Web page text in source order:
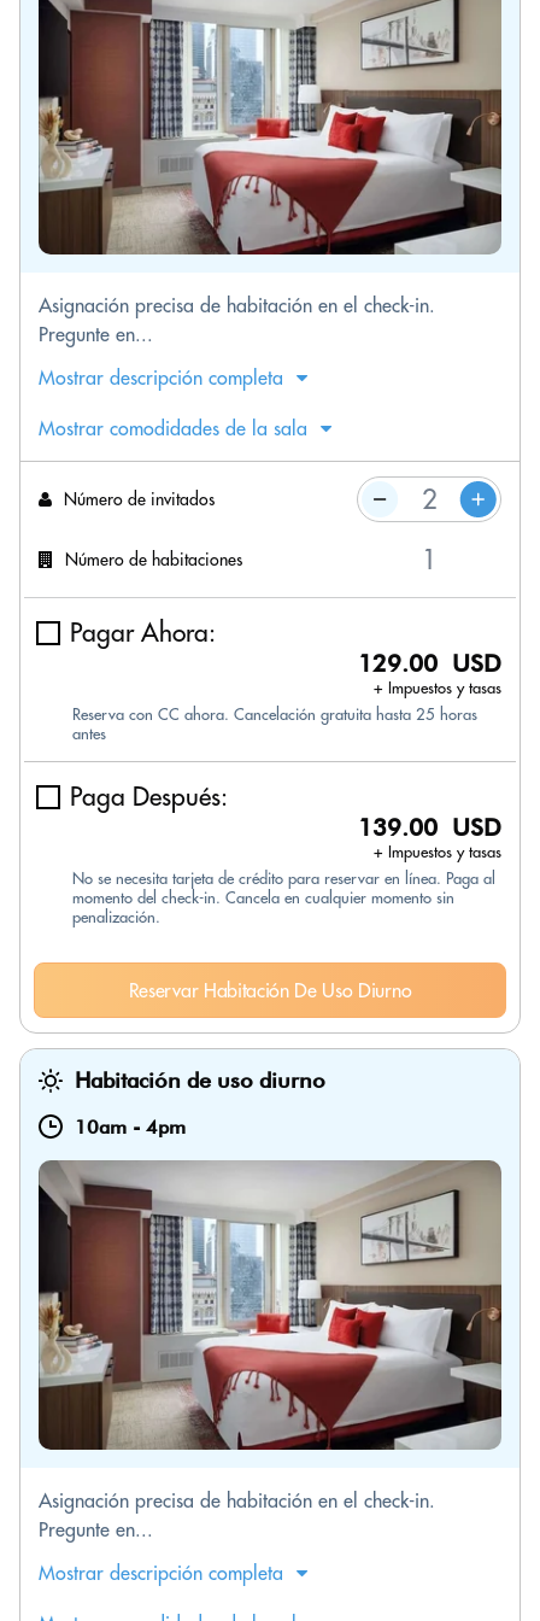
Asignación precisa de habitación en el check-in.
Pregunte en...
Mostrar descripción completa
Mostrar comodidades de la sala
Número de invitados
Número de habitaciones
Pagar Ahora:
129.00 USD
+ Impuestos y tasas
Reserva con CC ahora. Cancelación gratuita hasta 25 horas
antes
Paga Después:
139.00 USD
+ Impuestos y tasas
No se necesita tarjeta de crédito para reservar en línea. Paga al
momento del check-in. Cancela en cualquier momento sin
penalización.
Reservar Habitación De Uso Diurno
Habitación de uso diurno
10am - 4pm
Asignación precisa de habitación en el check-in.
Pregunte en...
Mostrar descripción completa